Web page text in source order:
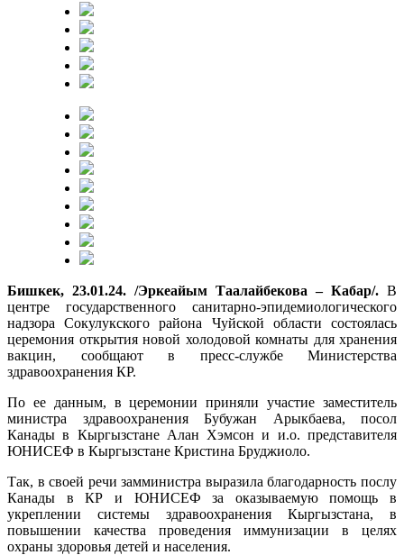
Бишкек, 23.01.24. /Эркеайым Таалайбекова – Кабар/. В
центре государственного санитарно-эпидемиологического
надзора Сокулукского района Чуйской области состоялась
церемония открытия новой холодовой комнаты для хранения
вакцин, сообщают в пресс-службе Министерства
здравоохранения КР.
По ее данным, в церемонии приняли участие заместитель
министра здравоохранения Бубужан Арыкбаева, посол
Канады в Кыргызстане Алан Хэмсон и и.о. представителя
ЮНИСЕФ в Кыргызстане Кристина Бруджиоло.
Так, в своей речи замминистра выразила благодарность послу
Канады в КР и ЮНИСЕФ за оказываемую помощь в
укреплении системы здравоохранения Кыргызстана, в
повышении качества проведения иммунизации в целях
охраны здоровья детей и населения.